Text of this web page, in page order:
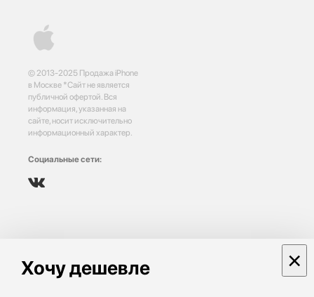
© 2013-2025 Продажа iPhone
в Москве *Сайт не является
публичной офертой. Вся
информация, указанная на
сайте, носит исключительно
информационный характер.
Социальные сети:
Хочу дешевле ×